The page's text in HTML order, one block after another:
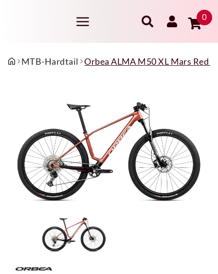
0
MTB-Hardtail Orbea ALMA M50 XL Mars Red